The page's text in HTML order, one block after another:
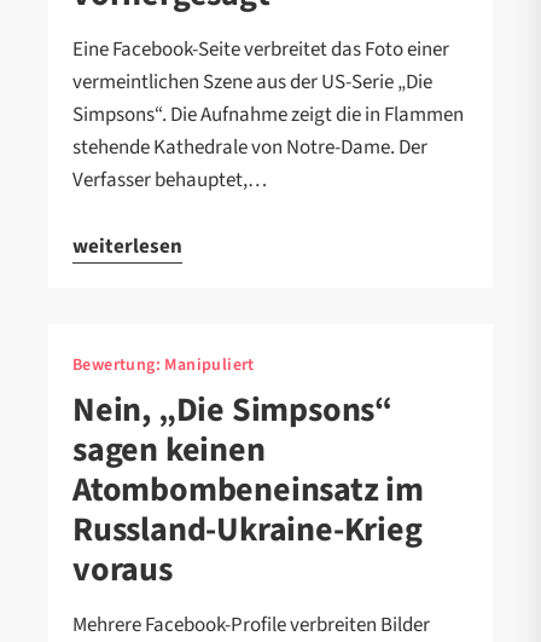
Eine Facebook-Seite verbreitet das Foto einer
vermeintlichen Szene aus der US-Serie „Die
Simpsons“. Die Aufnahme zeigt die in Flammen
stehende Kathedrale von Notre-Dame. Der
Verfasser behauptet,…
weiterlesen
Bewertung: Manipuliert
Nein, „Die Simpsons“
sagen keinen
Atombombeneinsatz im
Russland-Ukraine-Krieg
voraus
Mehrere Facebook-Profile verbreiten Bilder